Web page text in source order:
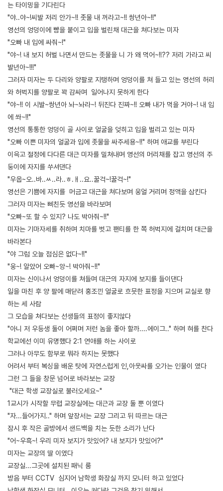
는 타이밍을 기다린다
"야..야~!씨발 저리 안가~!! 좃물 내 꺼라고~!! 쌍년아~!!"
영선의 엉덩이에 뺨을 붙이고 입을 벌린채 대근을 쳐다보는 미자
"오빠 내 입에 싸줘~!"
"야~! 내 보지 허벌 나면서 만드는 좃물을 니 가 왜 먹어~!!?? 저리 가라고 씨
발년아~!!!"
그러자 미자는 두 다리와 양팔로 지탱하며 엉덩이를 쳐 들고 있는 영선의 허리
와 허벅지를 양팔로 꽉 감싸며 일어나지 못하게 한다
"야~!! 이 시발~쌍년아 놔~놔라~! 뒤진다 진짜~!! 오빠 내가 먹을 거야~! 내 입
에 쏴~!!"
영선의 통통한 엉덩이 골 사이로 얼굴을 엊히고 입을 벌리고 있는 미자
"오빠 이쁜 미자의 얼굴과 입에 좃물을 싸주세용~!!" 하며 애교를 부린다
이윽고 절정에 다다른 대근 미자를 밀쳐내며 영선의 머리채를 잡고 영선의 주
둥이에 자지를 쑤셔댄다
"우웁~오..바..ㅆ..라..ㅎ.ㅐ..요..꿀걱~!꿀걱~!"
영선은 기쁨에 자지를 머금고 대근을 쳐다보며 웅얼 거리며 정액을 삼킨다
그러자 미자는 삐친듯 영선을 바라보며
"오빠~또 할 수 있지? 나도 박아줘~!!"
미자는 기마자세를 취하며 치마를 벗고 팬티를 한 쪽 허벅지에 걸치며 대근을
바라본다
"야 그럼 오늘 점심은 없다~!!"
"웅~! 알았어 오빠~앙~! 박아줘~!!"
미자는 신이나서 엉덩이를 쳐들며 대근의 자지에 보지를 들이댄다
일을 마친 후 양 팔에 매닫려 홍조낀 얼굴로 흐믓한 표정을 지으며 교실로 향
하는 세 사람
그 모습을 쳐다보는 선생들의 표정이 좋지않다
"아니 저 우등생 둘이 어쩌며 저런 놈을 좋아 할까....에이그.." 하며 혀를 찬다
학교에선 이미 유명했다 2:1 연애를 하는 사이로
그러나 아무도 함부로 뭐라 하지는 못했다
어려서 부터 복싱을 배운 탓에 자연스럽게 인,아웃싸를 오가는 인물이 였다
그런 그 들을 창문 넘어로 바라보는 교장
"대근 학생 교장실로 불러오세요~"
1교시가 시작할 무렵 교장실에는 대근과 교장 둘 뿐 이였다
"자...들어가지.." 하며 앞장서는 교장 그리고 뒤 따르는 대근
잠시 후 작은 골방에서 샌드백을 치는 듯한 소리가 난다
"어~우흑~! 우리 미자 보지가 맛있어? 내 보지가 맛있어?"
미자는 교장의 딸 이였다
교장실...그곳에 설치된 패닉 룸
방음 부터 CCTV 심지어 남학생 화장실 까지 모니터 하고 있었다